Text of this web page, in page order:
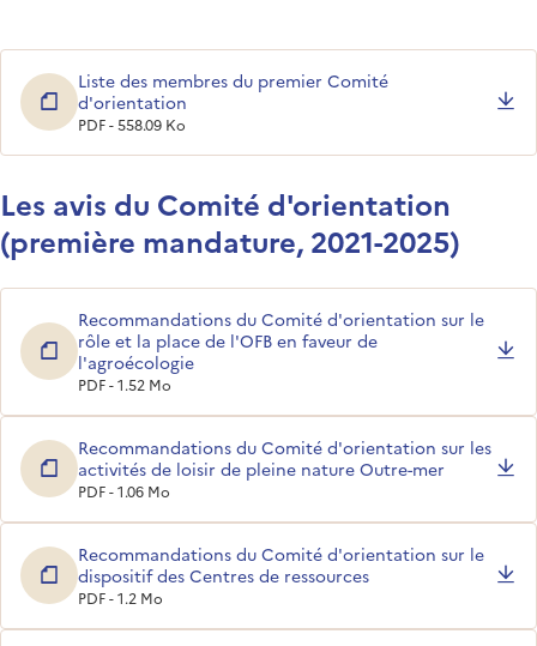
Liste des membres du premier Comité
d'orientation
PDF - 558.09 Ko
Les avis du Comité d'orientation
(première mandature, 2021-2025)
Recommandations du Comité d'orientation sur le
rôle et la place de l'OFB en faveur de
l'agroécologie
PDF - 1.52 Mo
Recommandations du Comité d'orientation sur les
activités de loisir de pleine nature Outre-mer
PDF - 1.06 Mo
Recommandations du Comité d'orientation sur le
dispositif des Centres de ressources
PDF - 1.2 Mo